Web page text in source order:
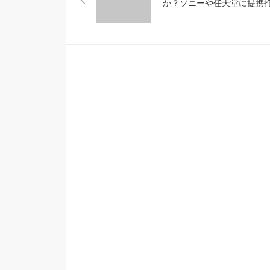
か？ソニーや任天堂に提携